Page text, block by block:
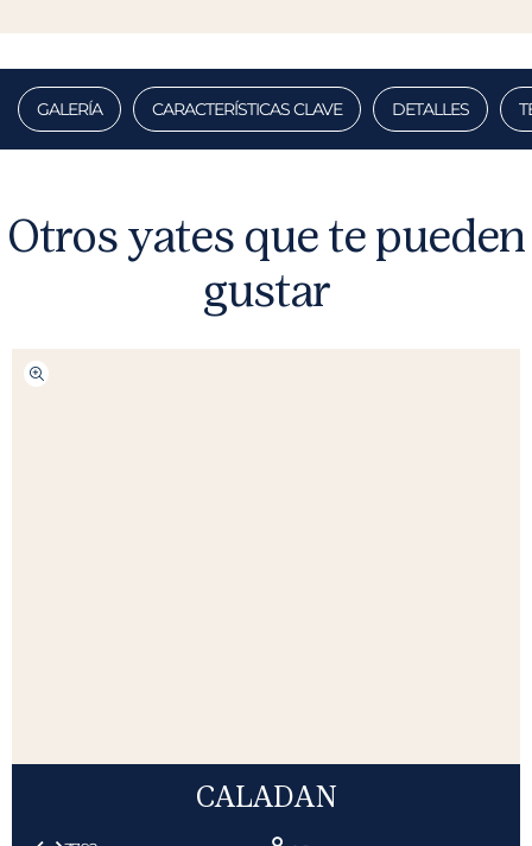
GALERÍA CARACTERÍSTICAS CLAVE DETALLES
Otros yates que te pueden
gustar
CALADAN